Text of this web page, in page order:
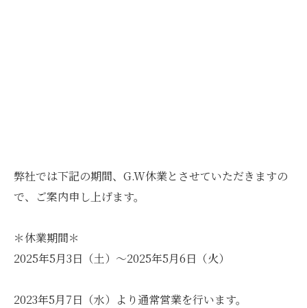
弊社では下記の期間、G.W休業とさせていただきますの
で、ご案内申し上げます。
＊休業期間＊
2025年5月3日（土）～2025年5月6日（火）
2023年5月7日（水）より通常営業を行います。